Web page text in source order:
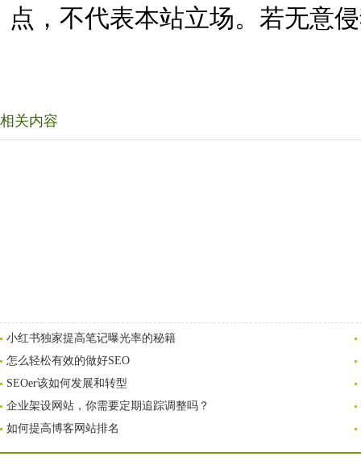
点，不代表本站立场。若无意
相关内容
小红书独家提高笔记曝光率的秘籍
怎么轻松有效的做好SEO
SEOer该如何发展和转型
企业架设网站，你需要定期追踪调整吗？
如何提高博客网站排名